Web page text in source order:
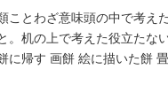
ことわざ意味頭の中で考え
。机の上で考えた役立たな
に帰す 画餅 絵に描いた餅